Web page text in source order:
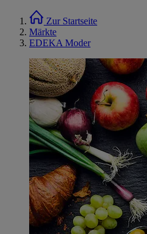
Zur Startseite
Märkte
EDEKA Moder